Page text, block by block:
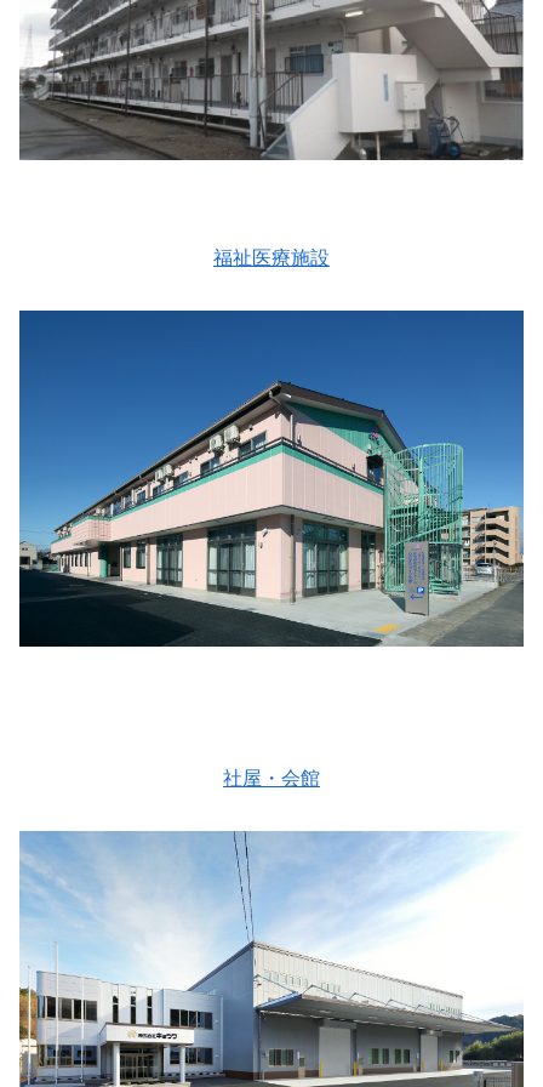
福祉医療施設
社屋・会館